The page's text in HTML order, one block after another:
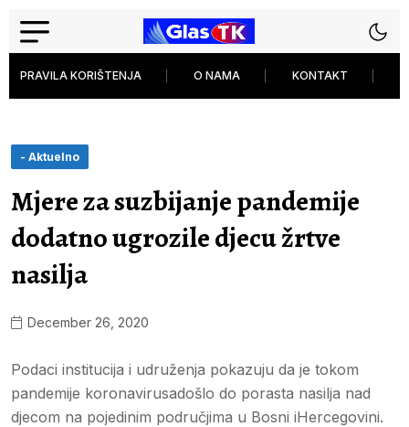
PRAVILA KORIŠTENJA O NAMA KONTAKT
- Aktuelno
Mjere za suzbijanje pandemije
dodatno ugrozile djecu žrtve
nasilja
December 26, 2020
Podaci institucija i udruženja pokazuju da je tokom
pandemije koronavirusadošlo do porasta nasilja nad
djecom na pojedinim područjima u Bosni iHercegovini.